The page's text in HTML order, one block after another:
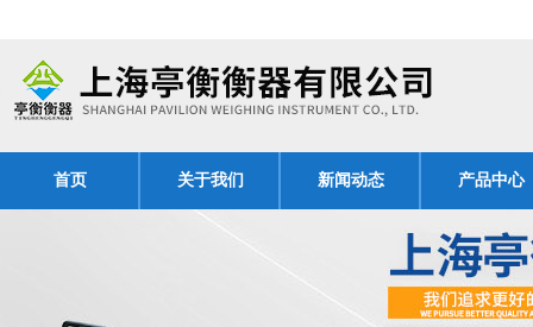
首页 关于我们 新闻动态 产品中心